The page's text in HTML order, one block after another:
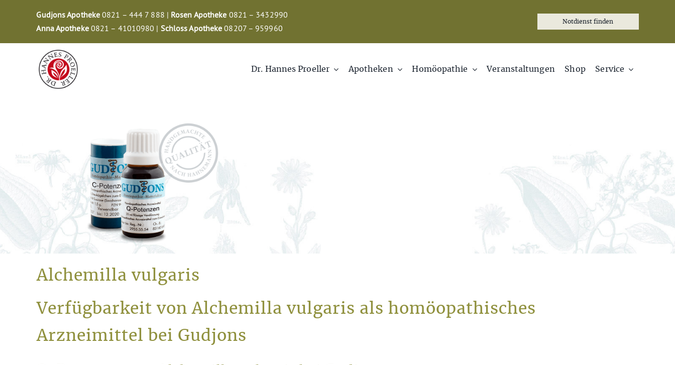
Gudjons Apotheke 0821 – 444 7 888 | Rosen Apotheke 0821 – 3432990
Anna Apotheke0821 – 41010980 | Schloss Apotheke 08207 – 959960
Notdienst finden
Dr. Hannes Proeller Apotheken Homöopathie Veranstaltungen Shop Service
Alchemilla vulgaris
Verfügbarkeit von Alchemilla vulgaris als homöopathisches
Arzneimittel bei Gudjons